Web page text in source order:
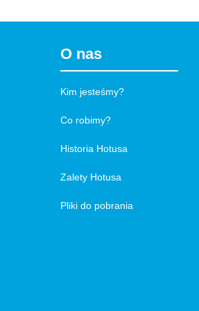
O nas
Kim jesteśmy?
Co robimy?
Historia Hotusa
Zalety Hotusa
Pliki do pobrania